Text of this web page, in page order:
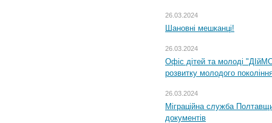
26.03.2024
Шановні мешканці!
26.03.2024
Офіс дітей та молоді
розвитку молодого
26.03.2024
Міграційна служба
документів